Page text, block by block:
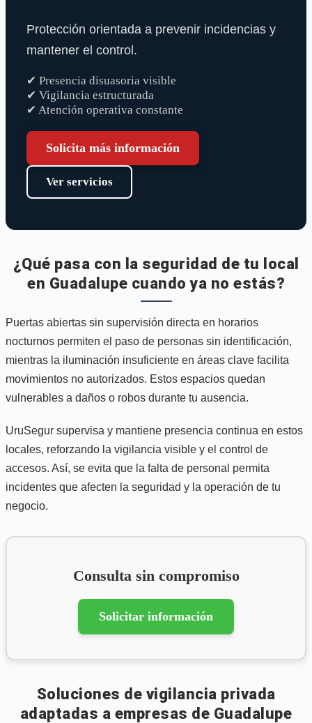
Protección orientada a prevenir incidencias y
mantener el control.
✔ Presencia disuasoria visible
✔ Vigilancia estructurada
✔ Atención operativa constante
Solicita más información
Ver servicios
¿Qué pasa con la seguridad de tu local
en Guadalupe cuando ya no estás?
Puertas abiertas sin supervisión directa en horarios
nocturnos permiten el paso de personas sin identificación,
mientras la iluminación insuficiente en áreas clave facilita
movimientos no autorizados. Estos espacios quedan
vulnerables a daños o robos durante tu ausencia.
UruSegur supervisa y mantiene presencia continua en estos
locales, reforzando la vigilancia visible y el control de
accesos. Así, se evita que la falta de personal permita
incidentes que afecten la seguridad y la operación de tu
negocio.
Consulta sin compromiso
Solicitar información
Soluciones de vigilancia privada
adaptadas a empresas de Guadalupe